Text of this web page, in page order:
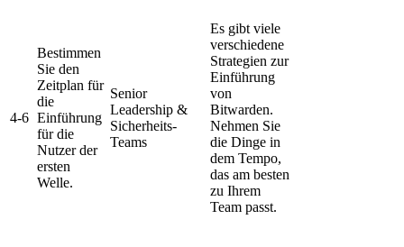
4-6
Bestimmen
Sie den
Zeitplan für
die
Einführung
für die
Nutzer der
ersten
Welle.
Senior
Leadership &
Sicherheits-
Teams
Es gibt viele
verschiedene
Strategien zur
Einführung
von
Bitwarden.
Nehmen Sie
die Dinge in
dem Tempo,
das am besten
zu Ihrem
Team passt.